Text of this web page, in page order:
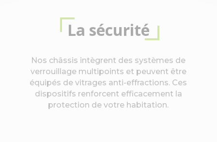
La sécurité
Nos châssis intègrent des systèmes de
verrouillage multipoints et peuvent être
équipés de vitrages anti-effractions. Ces
dispositifs renforcent efficacement la
protection de votre habitation.